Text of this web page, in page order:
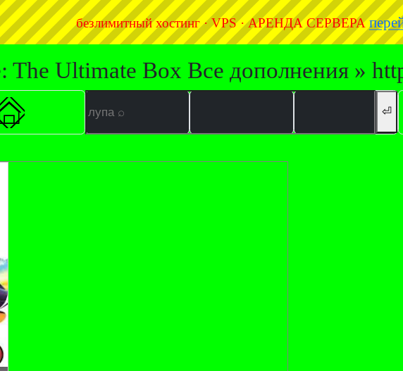
безлимитный хостинг · VPS · АРЕНДА СЕРВЕРА
The Ultimate Box Все дополнения »
⏎